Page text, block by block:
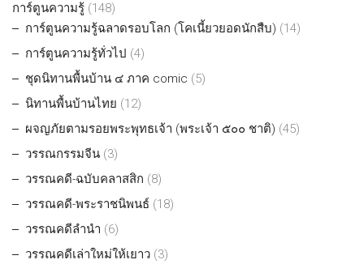
การ์ตูนความรู้ (148)
การ์ตูนความรู้ฉลาดรอบโลก (โคเนี้ยวยอดนักสืบ) (14)
การ์ตูนความรู้ทั่วไป (4)
ชุดนิทานพื้นบ้าน ๔ ภาค comic (5)
นิทานพื้นบ้านไทย (12)
ผจญภัยตามรอยพระพุทธเจ้า (พระเจ้า ๕๐๐ ชาติ) (45)
วรรณกรรมจีน (3)
วรรณคดี-ฉบับคลาสสิก (8)
วรรณคดี-พระราชนิพนธ์ (18)
วรรณคดีลำนำ (6)
วรรณคดีเล่าใหม่ให้เยาว (3)